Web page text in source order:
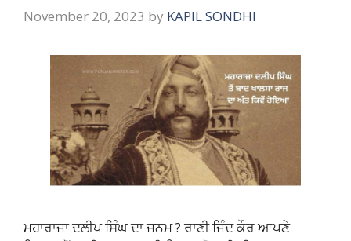
November 20, 2023 by KAPIL SONDHI
ਮਹਾਰਾਜਾ ਦਲੀਪ ਸਿੰਘ ਦਾ ਜਨਮ ? ਰਾਣੀ ਜਿੰਦ ਕੌਰ ਆਪਣੇ